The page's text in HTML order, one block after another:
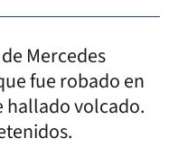
Mercedes
fue robado en
hallado volcado.